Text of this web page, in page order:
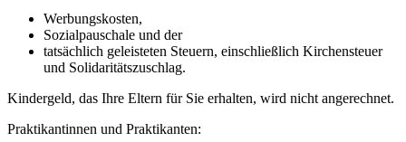
Werbungskosten,
Sozialpauschale und der
tatsächlich geleisteten Steuern, einschließlich Kirchensteuer
und Solidaritätszuschlag.
Kindergeld, das Ihre Eltern für Sie erhalten, wird nicht angerechnet.
Praktikantinnen und Praktikanten: